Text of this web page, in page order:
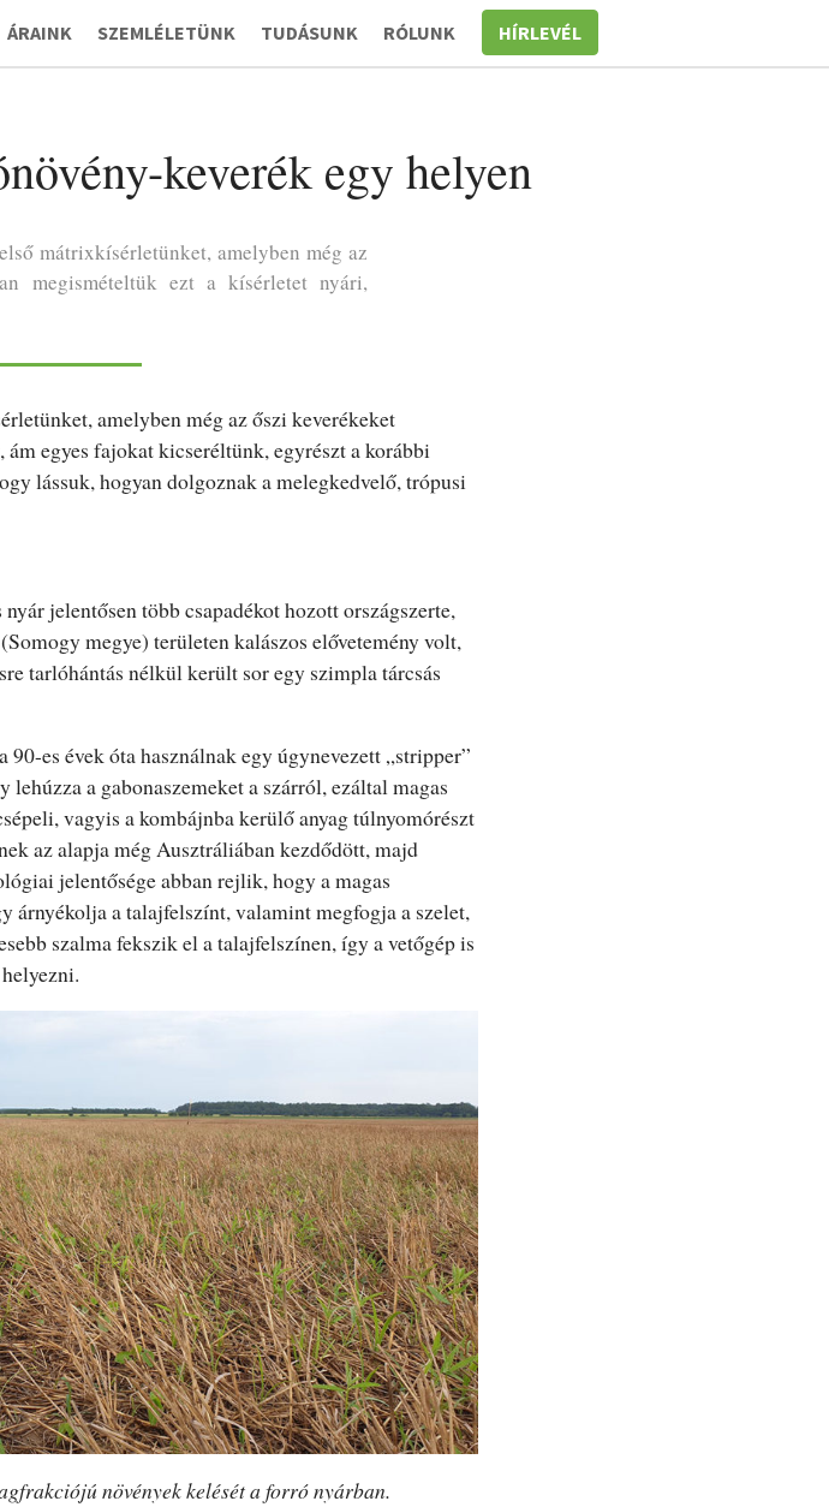
ÁRAINK SZEMLÉLETÜNK TUDÁSUNK RÓLUNK HÍRLEVÉL
keverék egy helyen
mátrixkísérletünket, amelyben még az
megismételtük ezt a kísérletet nyári,
amelyben még az őszi keverékeket
egyes fajokat kicseréltünk, egyrészt a korábbi
lássuk, hogyan dolgoznak a melegkedvelő, trópusi
jelentősen több csapadékot hozott országszerte,
megye) területen kalászos elővetemény volt,
tarlóhántás nélkül került sor egy szimpla tárcsás
es évek óta használnak egy úgynevezett „stripper”
a gabonaszemeket a szárról, ezáltal magas
vagyis a kombájnba kerülő anyag túlnyomórészt
az alapja még Ausztráliában kezdődött, majd
jelentősége abban rejlik, hogy a magas
a talajfelszínt, valamint megfogja a szelet,
szalma fekszik el a talajfelszínen, így a vetőgép is
növények kelését a forró nyárban.